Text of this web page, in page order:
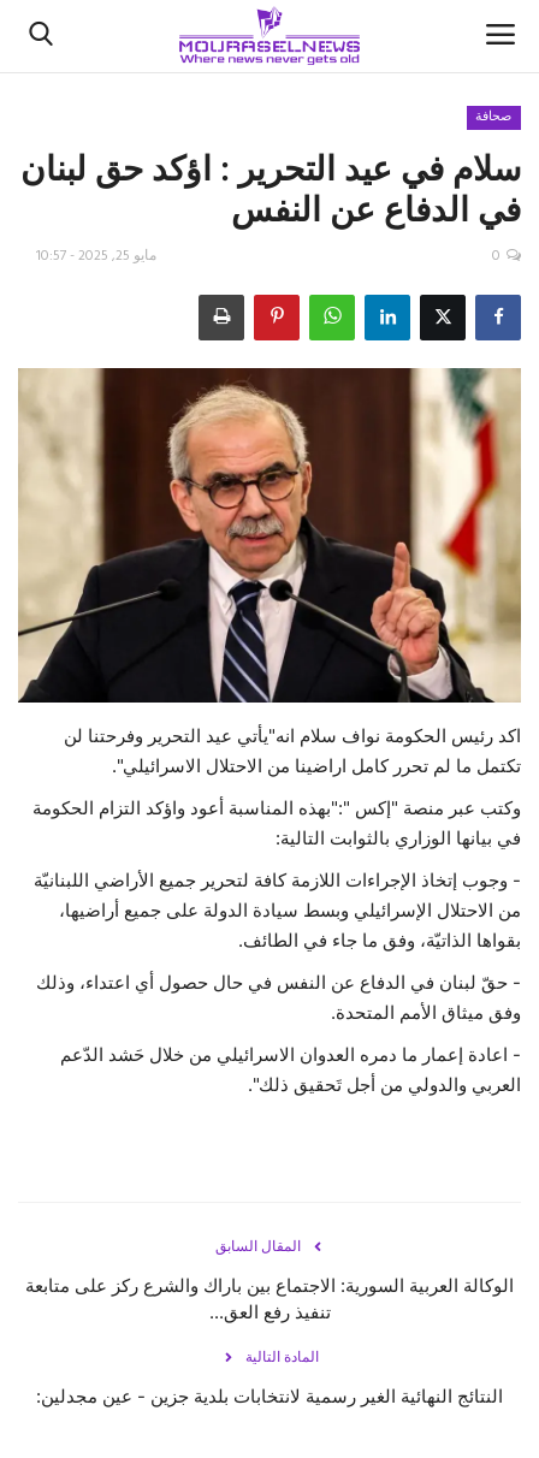
الأخبار
كتّابنا
اقتصاد
علوم وتكنولوجيا
فيديو
صحافة
سلام في عيد التحرير : اؤكد حق لبنان
في الدفاع عن النفس
مايو 25, 2025 - 10:57 0
اكد رئيس الحكومة نواف سلام انه"يأتي عيد التحرير وفرحتنا لن
تكتمل ما لم تحرر كامل اراضينا من الاحتلال الاسرائيلي".
وكتب عبر منصة "إكس ":"بهذه المناسبة أعود واؤكد التزام الحكومة
في بيانها الوزاري بالثوابت التالية:
- وجوب إتخاذ الإجراءات اللازمة كافة لتحرير جميع الأراضي اللبنانيّة
من الاحتلال الإسرائيلي وبسط سيادة الدولة على جميع أراضيها،
بقواها الذاتيّة، وفق ما جاء في الطائف.
- حقّ لبنان في الدفاع عن النفس في حال حصول أي اعتداء، وذلك
وفق ميثاق الأمم المتحدة.
- اعادة إعمار ما دمره العدوان الاسرائيلي من خلال حَشد الدّعم
العربي والدولي من أجل تَحقيق ذلك".
المقال السابق
الوكالة العربية السورية: الاجتماع بين باراك والشرع ركز على متابعة
تنفيذ رفع العق...
المادة التالية
النتائج النهائية الغير رسمية لانتخابات بلدية جزين - عين مجدلين: